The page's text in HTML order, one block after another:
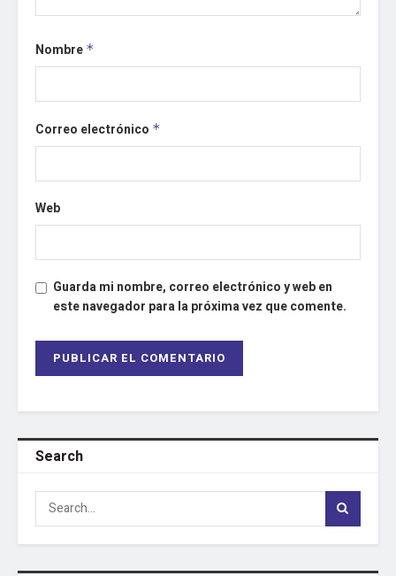
Nombre *
Correo electrónico *
Web
Guarda mi nombre, correo electrónico y web en
este navegador para la próxima vez que comente.
Search